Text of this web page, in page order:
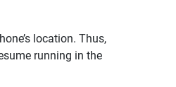
location. Thus,
running in the